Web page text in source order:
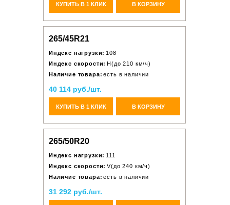
КУПИТЬ В 1 КЛИК В КОРЗИНУ
265/45R21
Индекс нагрузки: 108
Индекс скорости: H(до 210 км/ч)
Наличие товара: есть в наличии
40 114 руб./шт.
КУПИТЬ В 1 КЛИК В КОРЗИНУ
265/50R20
Индекс нагрузки: 111
Индекс скорости: V(до 240 км/ч)
Наличие товара: есть в наличии
31 292 руб./шт.